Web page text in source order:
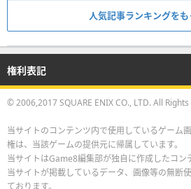
人気記事ランキングを
権利表記
© 2006,2017 SQUARE ENIX CO., LTD. All
当サイトのコンテンツ内で使用しているゲーム
権は、当該ゲームの提供元に帰属しています。
当サイトはGame8編集部が独自に作成したコン
当サイトが掲載しているデータ、画像等の無断
ております。